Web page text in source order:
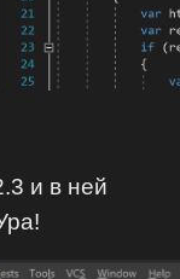
и в ней